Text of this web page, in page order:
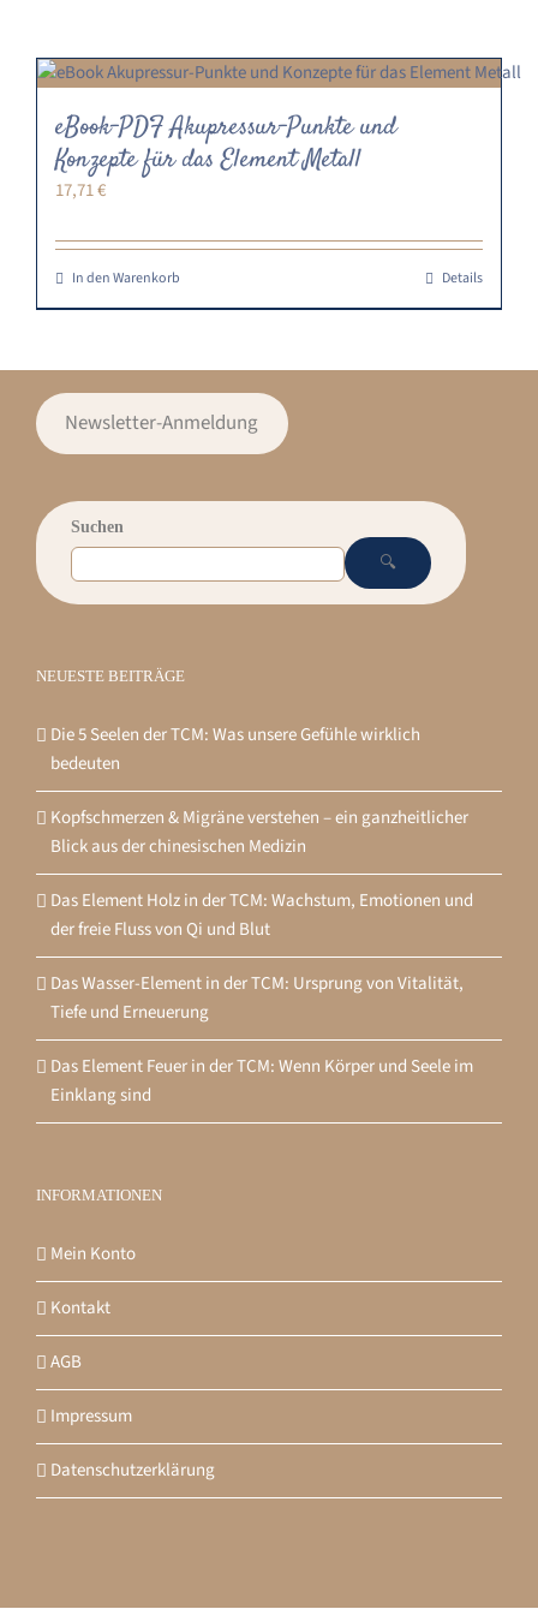
eBook-PDF Akupressur-Punkte und
Konzepte für das Element Metall
17,71€
In den Warenkorb Details
Newsletter-Anmeldung
Suchen
🔍
NEUESTE BEITRÄGE
Die 5 Seelen der TCM: Was unsere Gefühle wirklich
bedeuten
Kopfschmerzen & Migräne verstehen – ein ganzheitlicher
Blick aus der chinesischen Medizin
Das Element Holz in der TCM: Wachstum, Emotionen und
der freie Fluss von Qi und Blut
Das Wasser-Element in der TCM: Ursprung von Vitalität,
Tiefe und Erneuerung
Das Element Feuer in der TCM: Wenn Körper und Seele im
Einklang sind
INFORMATIONEN
Mein Konto
Kontakt
AGB
Impressum
Datenschutzerklärung